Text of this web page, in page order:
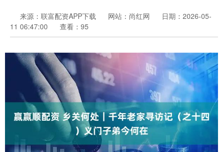
来源：联富配资APP下载 网站：尚红网
日期：2026-05-
11 06:47:00
查看：95